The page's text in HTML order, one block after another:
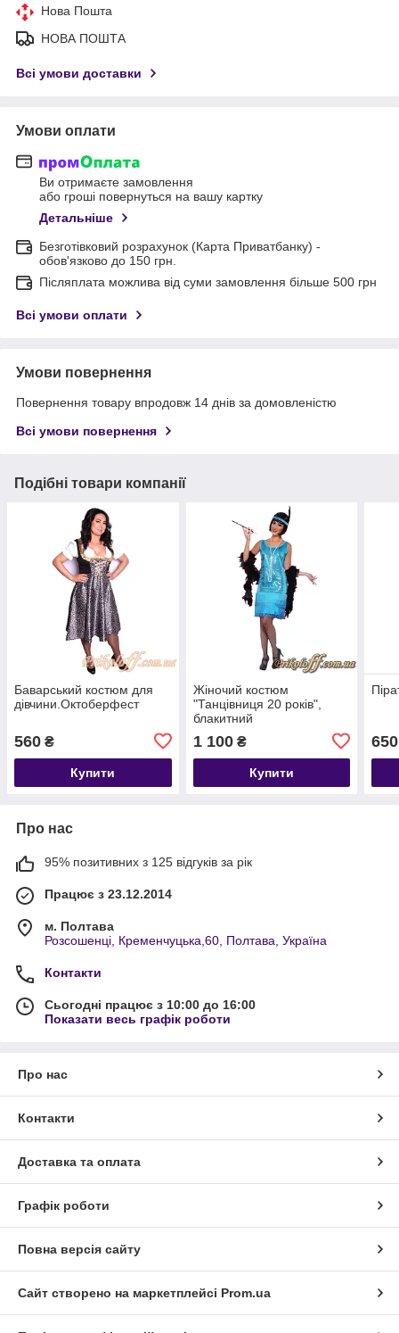
Нова Пошта
НОВА ПОШТА
Всі умови доставки
Умови оплати
Ви отримаєте замовлення
або гроші повернуться на вашу картку
Детальніше
Безготівковий розрахунок (Карта Приватбанку) -
обов'язково до 150 грн.
Післяплата можлива від суми замовлення більше 500 грн
Всі умови оплати
Умови повернення
Повернення товару впродовж 14 днів за домовленістю
Всі умови повернення
Подібні товари компанії
Баварський костюм для
дівчини.Октоберфест
560 ₴
Купити
Жіночий костюм
"Танцівниця 20 років",
блакитний
1 100₴
Купити
650
Про нас
95% позитивних з 125 відгуків за рік
Працює з 23.12.2014
м. Полтава
Розсошенці, Кременчуцька,60, Полтава, Україна
Контакти
Сьогодні працює з 10:00 до 16:00
Показати весь графік роботи
Про нас
Контакти
Доставка та оплата
Графік роботи
Повна версія сайту
Сайт створено на маркетплейсі Prom.ua